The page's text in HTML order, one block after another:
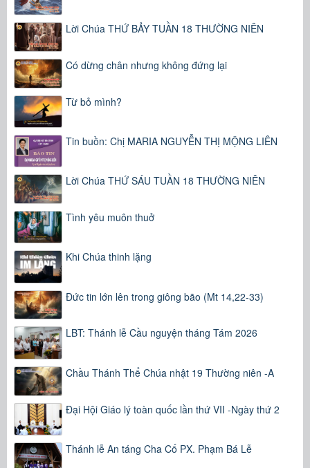
Lời Chúa THỨ BẢY TUẦN 18 THƯỜNG NIÊN
Có dừng chân nhưng không đứng lại
Từ bỏ mình?
Tin buồn: Chị MARIA NGUYỄN THỊ MỘNG LIÊN
Lời Chúa THỨ SÁU TUẦN 18 THƯỜNG NIÊN
Tình yêu muôn thuở
Khi Chúa thinh lặng
Đức tin lớn lên trong giông bão (Mt 14,22-33)
LBT: Thánh lễ Cầu nguyện tháng Tám 2026
Chầu Thánh Thể Chúa nhật 19 Thường niên -A
Đại Hội Giáo lý toàn quốc lần thứ VII -Ngày thứ 2
Thánh lễ An táng Cha Cố PX. Phạm Bá Lễ